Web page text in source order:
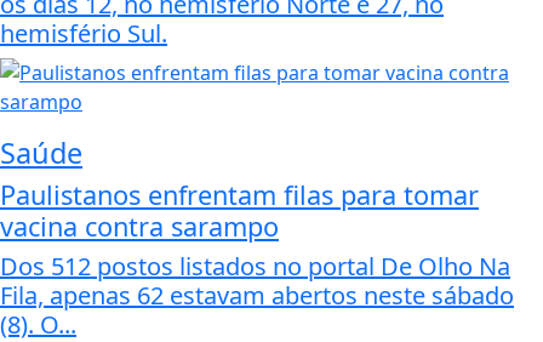
hemisfério Sul.
Saúde
Paulistanos enfrentam filas para tomar
vacina contra sarampo
Dos 512 postos listados no portal De Olho Na
Fila, apenas 62 estavam abertos neste sábado
(8). O...